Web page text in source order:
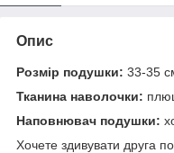
Опис
Розмір подушки: 33-35
Тканина наволочки:
Наповнювач подушки:
Хочете здивувати друга